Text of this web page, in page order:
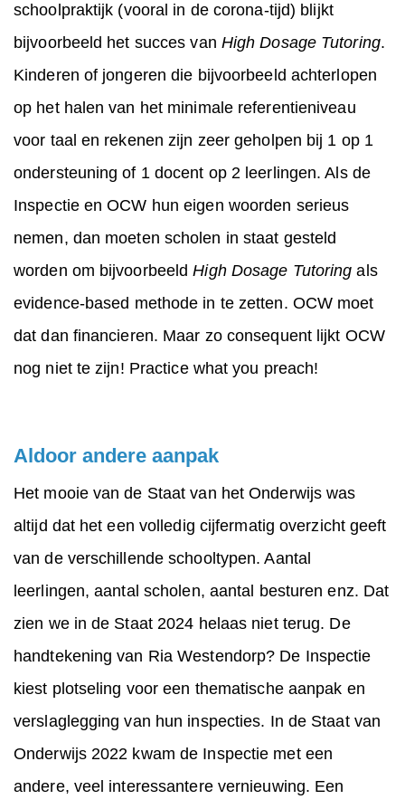
schoolpraktijk (vooral in de corona-tijd) blijkt
bijvoorbeeld het succes van High Dosage Tutoring.
Kinderen of jongeren die bijvoorbeeld achterlopen
op het halen van het minimale referentieniveau
voor taal en rekenen zijn zeer geholpen bij 1 op 1
ondersteuning of 1 docent op 2 leerlingen. Als de
Inspectie en OCW hun eigen woorden serieus
nemen, dan moeten scholen in staat gesteld
worden om bijvoorbeeldHigh Dosage Tutoringals
evidence-based methode in te zetten. OCW moet
dat dan financieren. Maar zo consequent lijkt OCW
nog niet te zijn! Practice what you preach!
Aldoor andere aanpak
Het mooie van de Staat van het Onderwijs was
altijd dat het een volledig cijfermatig overzicht geeft
van de verschillende schooltypen. Aantal
leerlingen, aantal scholen, aantal besturen enz. Dat
zien we in de Staat 2024 helaas niet terug. De
handtekening van Ria Westendorp? De Inspectie
kiest plotseling voor een thematische aanpak en
verslaglegging van hun inspecties. In de Staat van
Onderwijs 2022 kwam de Inspectie met een
andere, veel interessantere vernieuwing. Een